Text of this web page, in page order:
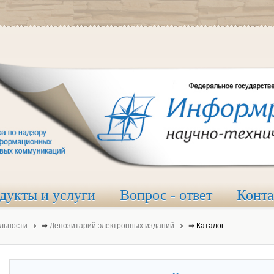
и услуги Вопрос - ответ
⇒ Депозитарий электронных изданий ⇒ Каталог